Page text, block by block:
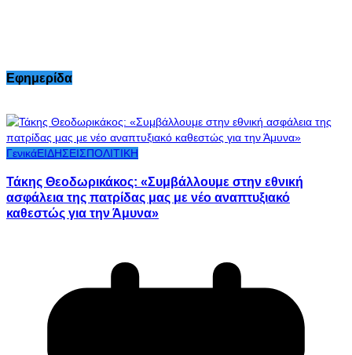
Εφημερίδα
ΓενικάΕΙΔΗΣΕΙΣΠΟΛΙΤΙΚΗ
Τάκης Θεοδωρικάκος: «Συμβάλλουμε στην εθνική
ασφάλεια της πατρίδας μας με νέο αναπτυξιακό
καθεστώς για την Άμυνα»